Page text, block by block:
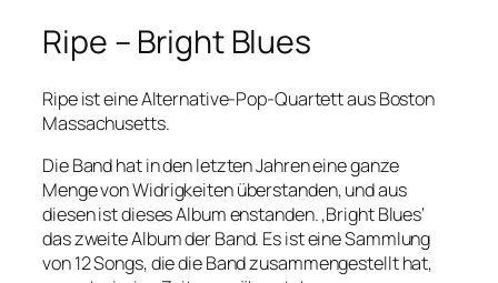
Ripe – Bright Blues
Ripe ist eine Alternative-Pop-Quartett aus Boston
Massachusetts.
Die Band hat in den letzten Jahren eine ganze
Menge von Widrigkeiten überstanden, und aus
diesen ist dieses Album enstanden. ‚Bright Blues‘
das zweite Album der Band. Es ist eine Sammlung
von 12 Songs, die die Band zusammengestellt hat,